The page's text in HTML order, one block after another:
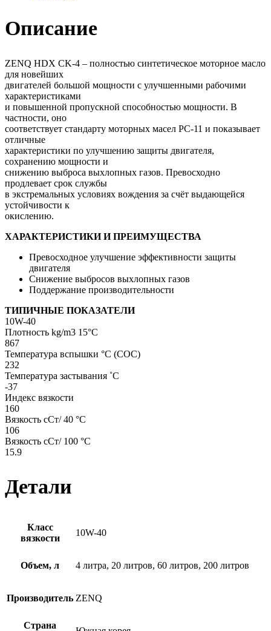
Описание
ZENQ HDX CK-4 – полностью синтетическое моторное масло
для новейших
двигателей большой мощности с улучшенными рабочими
характеристиками
и повышенной пропускной способностью мощности. В
частности, оно
соответствует стандарту моторных масел PC-11 и показывает
отличные
характеристики по улучшению защиты двигателя,
сохранению мощности и
снижению выброса выхлопных газов. Превосходно
продлевает срок службы
в экстремальных условиях вождения за счёт выдающейся
устойчивости к
окислению.
ХАРАКТЕРИСТИКИ И ПРЕИМУЩЕСТВА
Превосходное улучшение эффективности защиты
двигателя
Снижение выбросов выхлопных газов
Поддержание производительности
ТИПИЧНЫЕ ПОКАЗАТЕЛИ
10W-40
Плотность kg/m3 15°C
867
Температура вспышки °C (COC)
232
Температура застывания ˚C
-37
Индекс вязкости
160
Вязкость cСт/ 40 °C
106
Вязкость cСт/ 100 °C
15.9
Детали
Класс
вязкости
10W-40
Объем, л 4 литра, 20 литров, 60 литров, 200 литров
Производитель ZENQ
Страна